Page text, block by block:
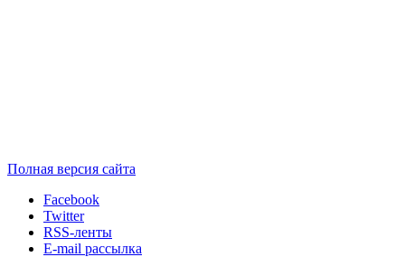
Полная версия сайта
Facebook
Twitter
RSS-ленты
E-mail рассылка